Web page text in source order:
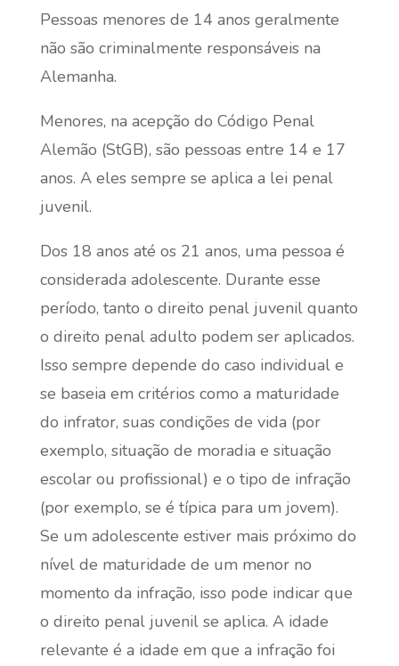
Pessoas menores de 14 anos geralmente
não são criminalmente responsáveis na
Alemanha.
Menores, na acepção do Código Penal
Alemão (StGB), são pessoas entre 14 e 17
anos. A eles sempre se aplica a lei penal
juvenil.
Dos 18 anos até os 21 anos, uma pessoa é
considerada adolescente. Durante esse
período, tanto o direito penal juvenil quanto
o direito penal adulto podem ser aplicados.
Isso sempre depende do caso individual e
se baseia em critérios como a maturidade
do infrator, suas condições de vida (por
exemplo, situação de moradia e situação
escolar ou profissional) e o tipo de infração
(por exemplo, se é típica para um jovem).
Se um adolescente estiver mais próximo do
nível de maturidade de um menor no
momento da infração, isso pode indicar que
o direito penal juvenil se aplica. A idade
relevante é a idade em que a infração foi